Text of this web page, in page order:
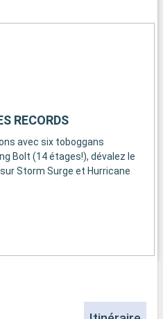
RECORDS
avec six toboggans
Bolt (14 étages!), dévalez le
Storm Surge et Hurricane